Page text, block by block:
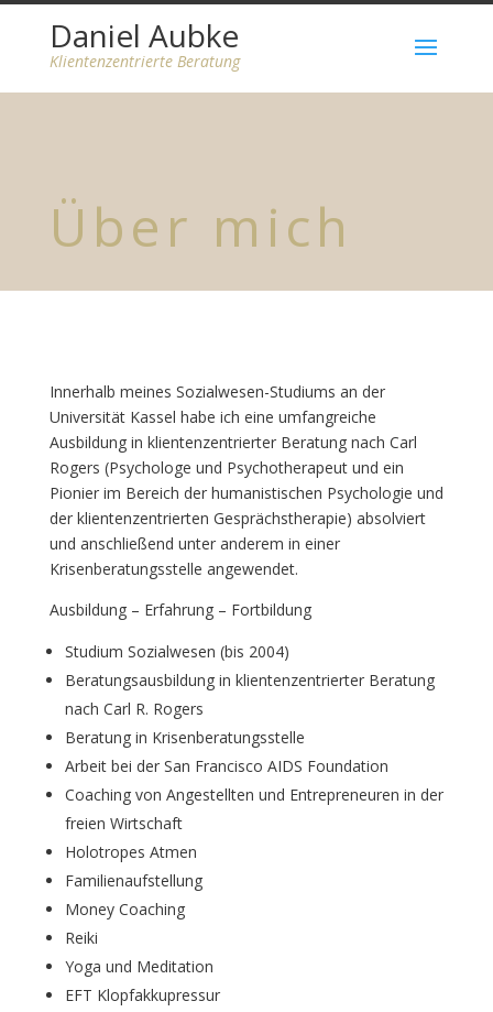
Daniel Aubke
Klientenzentrierte Beratung
Über mich
Innerhalb meines Sozialwesen-Studiums an der
Universität Kassel habe ich eine umfangreiche
Ausbildung in klientenzentrierter Beratung nach Carl
Rogers (Psychologe und Psychotherapeut und ein
Pionier im Bereich der humanistischen Psychologie und
der klientenzentrierten Gesprächstherapie) absolviert
und anschließend unter anderem in einer
Krisenberatungsstelle angewendet.
Ausbildung – Erfahrung – Fortbildung
Studium Sozialwesen (bis 2004)
Beratungsausbildung in klientenzentrierter Beratung
nach Carl R. Rogers
Beratung in Krisenberatungsstelle
Arbeit bei der San Francisco AIDS Foundation
Coaching von Angestellten und Entrepreneuren in der
freien Wirtschaft
Holotropes Atmen
Familienaufstellung
Money Coaching
Reiki
Yoga und Meditation
EFT Klopfakkupressur